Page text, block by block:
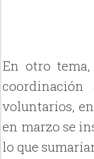
En otro
voluntarios,
en marzo se
lo que